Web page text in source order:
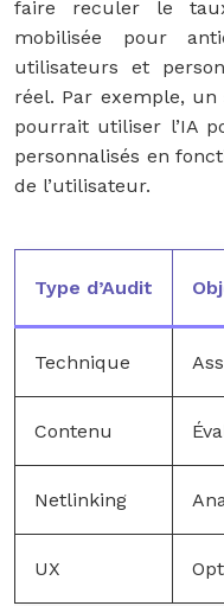
faire reculer le
mobilisée pour
utilisateurs et
réel. Par exemple,
pourrait utiliser l’IA
personnalisés en
de l’utilisateur.
Type d’Audit
Technique
Contenu
Netlinking
UX